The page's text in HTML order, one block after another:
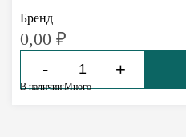
Бренд
0,00 ₽
-
+
В наличии:Много